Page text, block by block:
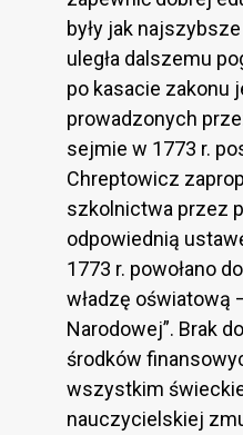
były jak
uległa dalszemu
po kasacie zakonu
prowadzonych
sejmie w 1773 r.
Chreptowicz
szkolnictwa przez
odpowiednią
1773 r. powołano
władzę oświatową
Narodowej”. Brak
środków
wszystkim
nauczycielskiej